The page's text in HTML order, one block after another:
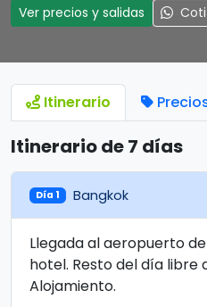
Ver precios y salidas
Itinerario
Itinerario de 7 días
Día 1 Bangkok
Llegada al aeropuerto
hotel. Resto del día libre
Alojamiento.